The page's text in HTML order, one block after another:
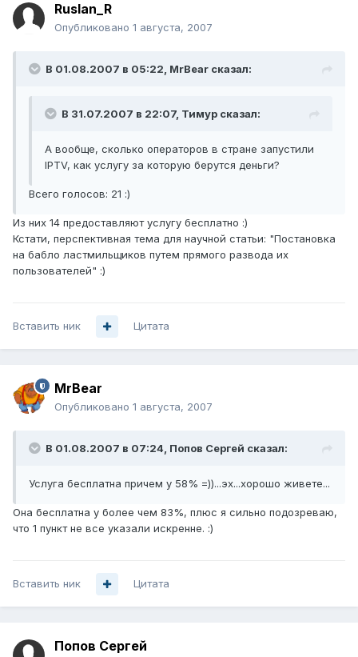
Ruslan_R
Опубликовано 1 августа, 2007
В 01.08.2007 в 05:22, MrBear сказал:
В 31.07.2007 в 22:07, Тимур сказал:
А вообще, сколько операторов в стране запустили
IPTV, как услугу за которую берутся деньги?
Всего голосов: 21 :)
Из них 14 предоставляют услугу бесплатно :)
Кстати, перспективная тема для научной статьи: "Постановка
на бабло ластмильщиков путем прямого развода их
пользователей" :)
Вставить ник Цитата
MrBear
Опубликовано 1 августа, 2007
В 01.08.2007 в 07:24, Попов Сергей сказал:
Услуга бесплатна причем у 58% =))...эх...хорошо живете...
Она бесплатна у более чем 83%, плюс я сильно подозреваю,
что 1 пункт не все указали искренне. :)
Вставить ник Цитата
Попов Сергей